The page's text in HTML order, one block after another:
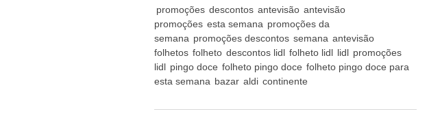
promoções descontos antevisão antevisão
promoções esta semana promoções da
semana promoções descontos semana antevisão
folhetos folheto descontos lidl folheto lidl lidl promoções
lidl pingo doce folheto pingo doce folheto pingo doce para
esta semana bazar aldi continente